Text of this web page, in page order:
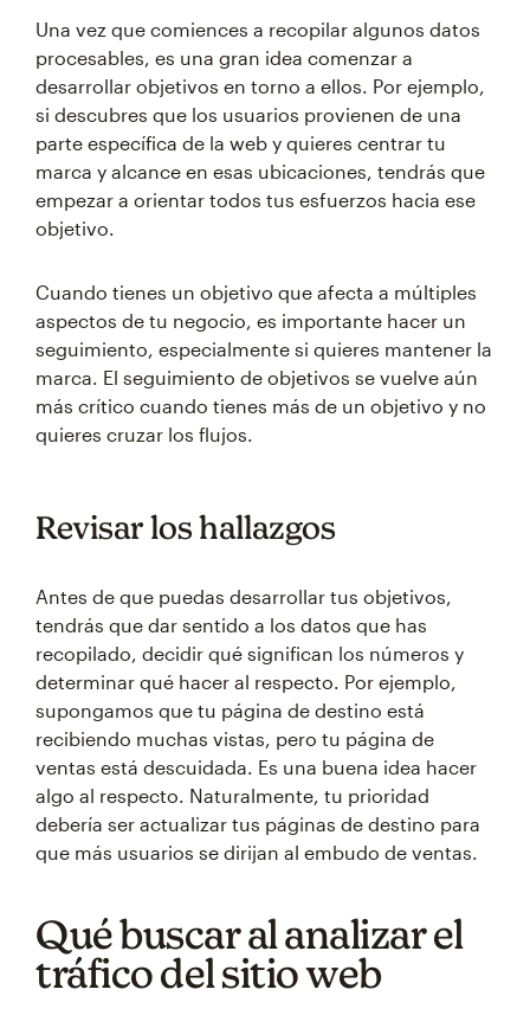
Una vez que comiences a recopilar algunos datos
procesables, es una gran idea comenzar a
desarrollar objetivos en torno a ellos. Por ejemplo,
si descubres que los usuarios provienen de una
parte específica de la web y quieres centrar tu
marca y alcance en esas ubicaciones, tendrás que
empezar a orientar todos tus esfuerzos hacia ese
objetivo.
Cuando tienes un objetivo que afecta a múltiples
aspectos de tu negocio, es importante hacer un
seguimiento, especialmente si quieres mantener la
marca. El seguimiento de objetivos se vuelve aún
más crítico cuando tienes más de un objetivo y no
quieres cruzar los flujos.
Revisar los hallazgos
Antes de que puedas desarrollar tus objetivos,
tendrás que dar sentido a los datos que has
recopilado, decidir qué significan los números y
determinar qué hacer al respecto. Por ejemplo,
supongamos que tu página de destino está
recibiendo muchas vistas, pero tu página de
ventas está descuidada. Es una buena idea hacer
algo al respecto. Naturalmente, tu prioridad
debería ser actualizar tus páginas de destino para
que más usuarios se dirijan al embudo de ventas.
Qué buscar al analizar el
tráfico del sitio web